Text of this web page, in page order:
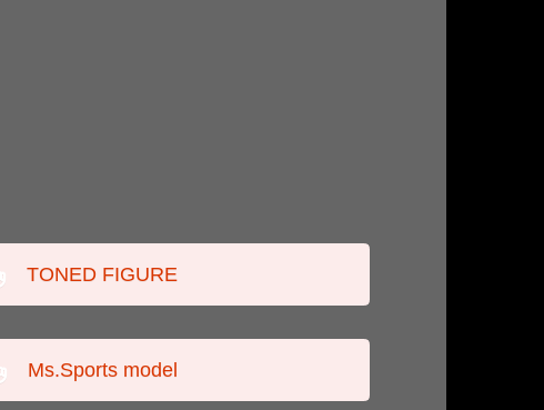
TONED FIGURE
Ms.Sports model